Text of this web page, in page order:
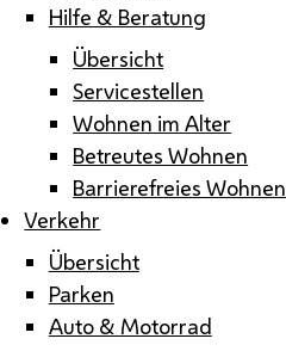
Hilfe & Beratung
Übersicht
Servicestellen
Wohnen im Alter
Betreutes Wohnen
Barrierefreies Wohnen
Verkehr
Übersicht
Parken
Auto & Motorrad